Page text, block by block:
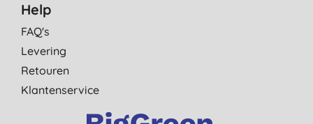
Help
FAQ's
Levering
Retouren
Klantenservice